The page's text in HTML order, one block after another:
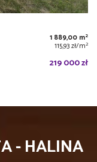
1 889,00 m2
115,93 zł/m2
219 000 zł
- HALINA